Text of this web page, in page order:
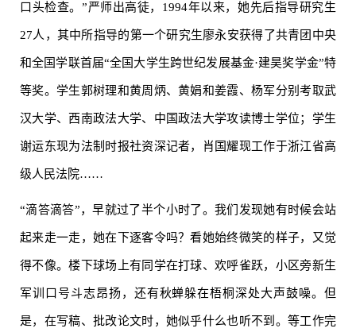
口头检查。”严师出高徒，1994年以来，她先后指导研究生
27人，其中所指导的第一个研究生廖永安获得了共青团中央
和全国学联首届“全国大学生跨世纪发展基金·建昊奖学金”特
等奖。学生郭树理和黄周炳、黄娟和姜霞、杨军分别考取武
汉大学、西南政法大学、中国政法大学攻读博士学位；学生
谢运东现为法制时报社资深记者，肖国耀现工作于浙江省高
级人民法院……
“滴答滴答”，早就过了半个小时了。我们发现她有时候会站
起来走一走，她在下逐客令吗？看她始终微笑的样子，又觉
得不像。楼下球场上有同学在打球、欢呼雀跃，小区旁新生
军训口号斗志昂扬，还有秋蝉躲在梧桐深处大声鼓噪。但
是，在写稿、批改论文时，她似乎什么也听不到。等工作完